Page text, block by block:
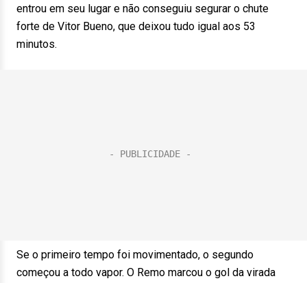
entrou em seu lugar e não conseguiu segurar o chute
forte de Vitor Bueno, que deixou tudo igual aos 53
minutos.
Se o primeiro tempo foi movimentado, o segundo
começou a todo vapor. O Remo marcou o gol da virada